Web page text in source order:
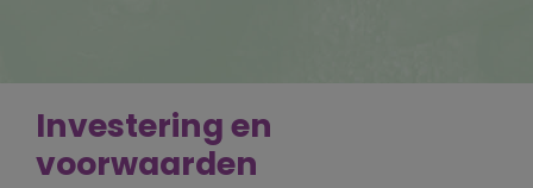
Investering en
voorwaarden